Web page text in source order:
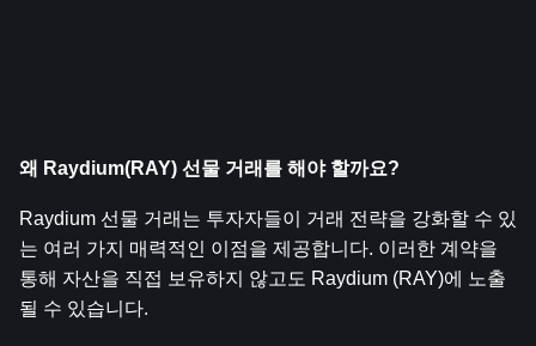
왜 Raydium(RAY) 선물 거래를 해야 할까요?
Raydium 선물 거래는 투자자들이 거래 전략을 강화할 수 있
는 여러 가지 매력적인 이점을 제공합니다. 이러한 계약을
통해 자산을 직접 보유하지 않고도 Raydium (RAY)에 노출
될 수 있습니다.